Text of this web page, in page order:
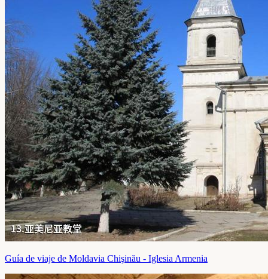
Guía de viaje de Moldavia Chişinău - Iglesia Armenia